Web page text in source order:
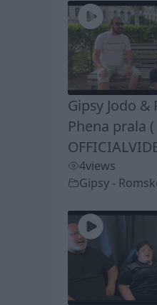
Gipsy Jodo &
Phena prala (
4views
Gipsy -